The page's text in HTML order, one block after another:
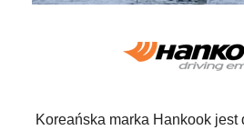
Koreańska marka Hankook jest